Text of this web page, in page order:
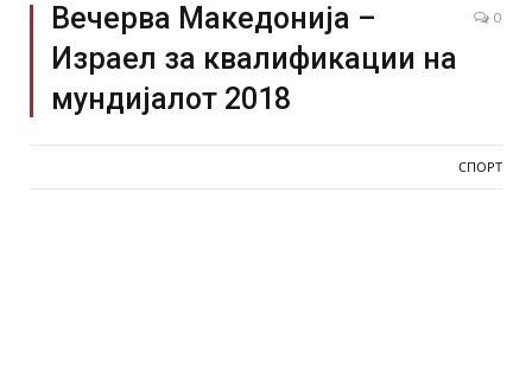
Вечерва Македонија –
Израел за квалификации на
мундијалот 2018
0
СПОРТ